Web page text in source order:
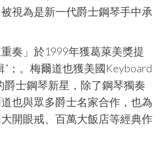
視為是新一代爵士鋼琴手中承
重奏」於1999年獲葛萊美獎提
”；。梅爾道也獲美國Keyboard
爵士鋼琴新星，除了鋼琴獨奏
也與眾多爵士名家合作，也為
開眼戒、百萬大飯店等經典作